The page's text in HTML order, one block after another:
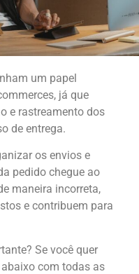
um papel
já que
e rastreamento dos
de entrega.
os envios e
pedido chegue ao
maneira incorreta,
e contribuem para
Se você quer
com todas as